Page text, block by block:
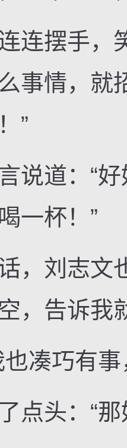
摆手，笑
事情，就
”
道：“好
一杯！”
刘志文也
，告诉我
巧有事
头：“那